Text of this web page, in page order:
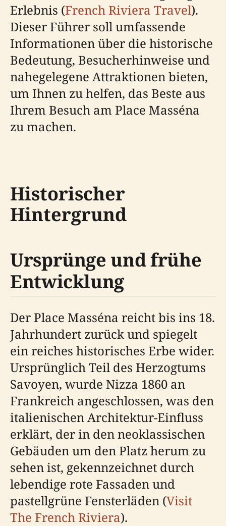
Erlebnis (French Riviera Travel).
Dieser Führer soll umfassende
Informationen über die historische
Bedeutung, Besucherhinweise und
nahegelegene Attraktionen bieten,
um Ihnen zu helfen, das Beste aus
Ihrem Besuch am Place Masséna
zu machen.
Historischer
Hintergrund
Ursprünge und frühe
Entwicklung
Der Place Masséna reicht bis ins 18.
Jahrhundert zurück und spiegelt
ein reiches historisches Erbe wider.
Ursprünglich Teil des Herzogtums
Savoyen, wurde Nizza 1860 an
Frankreich angeschlossen, was den
italienischen Architektur-Einfluss
erklärt, der in den neoklassischen
Gebäuden um den Platz herum zu
sehen ist, gekennzeichnet durch
lebendige rote Fassaden und
pastellgrüne Fensterläden (Visit
The French Riviera).